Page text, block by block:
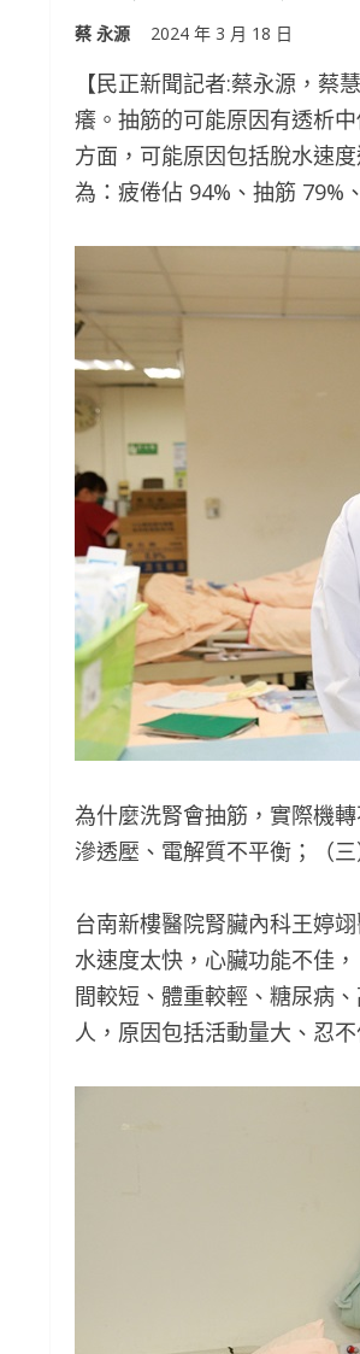
蔡 永源 2024 年 3 月 18 日
【民正新聞記者:蔡永源，
癢。抽筋的可能原因有透析
方面，可能原因包括脫水速
為：疲倦佔 94%、抽筋 79%
為什麼洗腎會抽筋，實際機
滲透壓、電解質不平衡；（
台南新樓醫院腎臟內科王婷
水速度太快，心臟功能不佳
間較短、體重較輕、糖尿病
人，原因包括活動量大、忍不